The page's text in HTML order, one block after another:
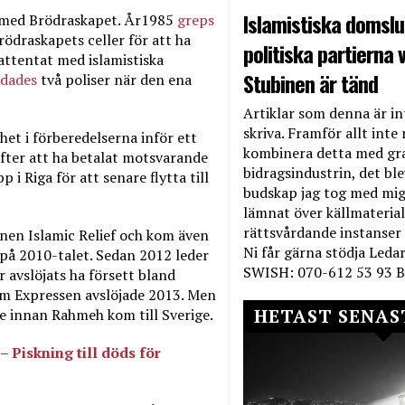
Brödraskapet. År1985 greps
celler för att ha
med islamistiska
två poliser när den ena
i förberedelserna inför ett
att ha betalat motsvarande
i Riga för att senare flytta till
Islamic Relief och kom även
2010-talet. Sedan 2012 leder
avslöjats ha försett bland
Expressen avslöjade 2013. Men
innan Rahmeh kom till Sverige.
Piskning till döds för
Islamistiska
politiska partierna
Stubinen är tänd
Artiklar som denna är
skriva. Framför allt inte
kombinera detta med
bidragsindustrin, det
budskap jag tog med
lämnat över
rättsvårdande instanser
Ni får gärna stödja
SWISH: 070-612 53 93
HETAST